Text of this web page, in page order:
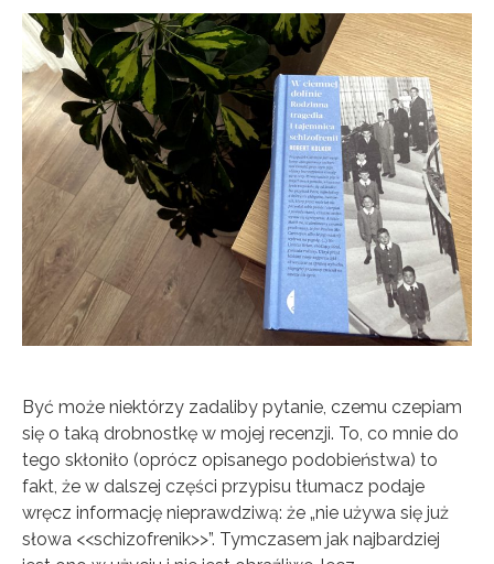
Być może niektórzy zadaliby pytanie, czemu czepiam
się o taką drobnostkę w mojej recenzji. To, co mnie do
tego skłoniło (oprócz opisanego podobieństwa) to
fakt, że w dalszej części przypisu tłumacz podaje
wręcz informację nieprawdziwą: że „nie używa się już
słowa <<schizofrenik>>”. Tymczasem jak najbardziej